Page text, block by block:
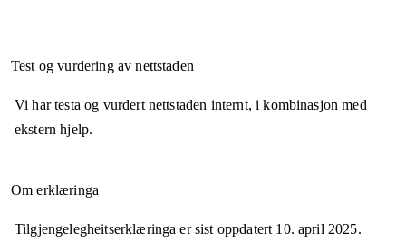
Test og vurdering av nettstaden
Vi har testa og vurdert nettstaden internt, i kombinasjon med
ekstern hjelp.
Om erklæringa
Tilgjengelegheitserklæringa er sist oppdatert 10. april 2025.